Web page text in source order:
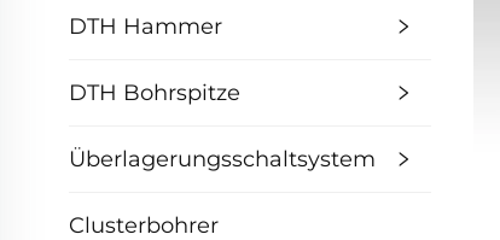
DTH Hammer
DTH Bohrspitze
Überlagerungsschaltsystem
Clusterbohrer